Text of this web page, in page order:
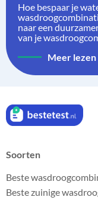
Hoe bespaar je
naar een
van je
Meer lezen
Soorten
Beste
Beste zuinige